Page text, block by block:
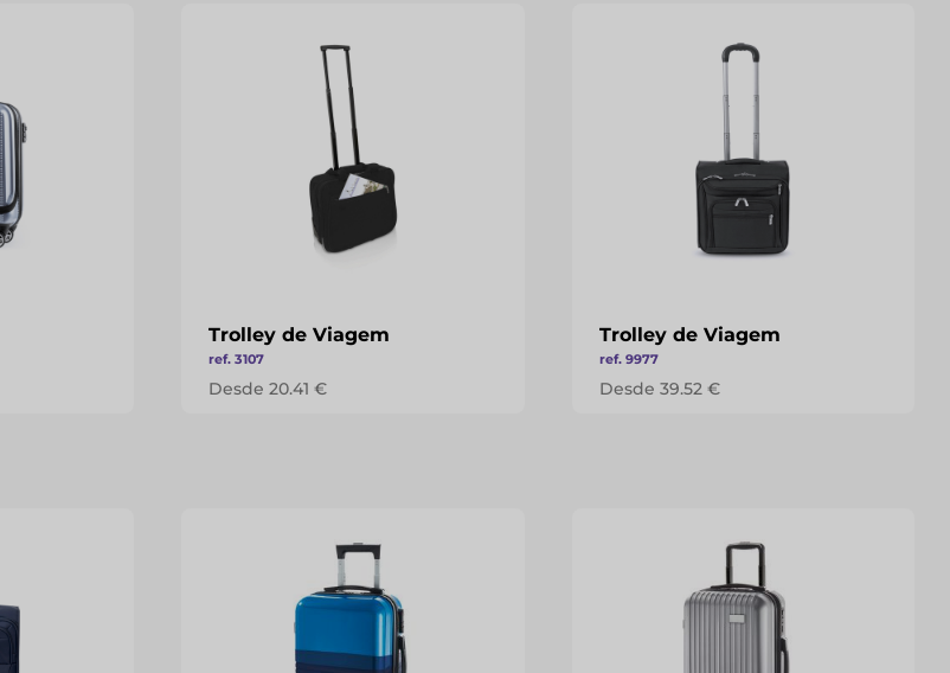
Trolley de Viagem
ref. 3107
Desde 20.41 €
Trolley de Viagem
ref. 9977
Desde 39.52 €